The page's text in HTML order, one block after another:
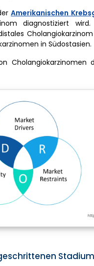
Amerikanischen
diagnostiziert
in Südostasien.